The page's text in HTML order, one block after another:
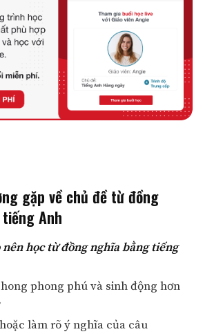
gặp về chủ đề từ đồng
Anh
nên học từ đồng nghĩa bằng tiếng
phong phú và sinh động hơn
làm rõ ý nghĩa của câu